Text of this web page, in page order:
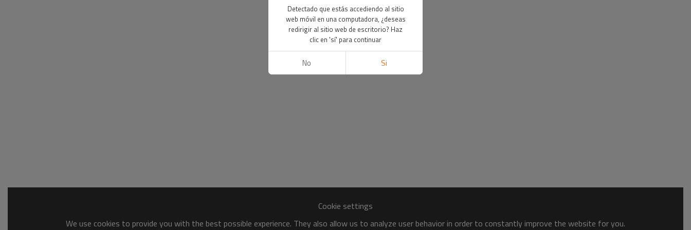
Cookie settings
We use cookies to provide you with the best possible experience. They also allow us to analyze user behavior in order to constantly improve the website for you.
Detectado que estás accediendo al sitio
web móvil en una computadora, ¿deseas
redirigir al sitio web de escritorio? Haz
clic en 'sí' para continuar
No Si